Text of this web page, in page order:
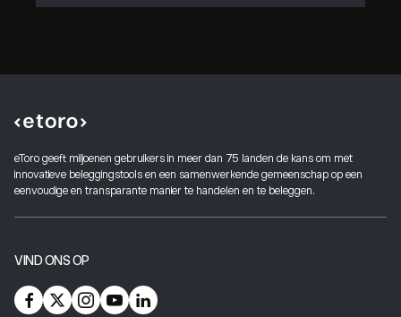
eToro geeft miljoenen gebruikers in meer dan 75 landen de kans om met
innovatieve beleggingstools en een samenwerkende gemeenschap op een
eenvoudige en transparante manier te handelen en te beleggen.
VIND ONS OP